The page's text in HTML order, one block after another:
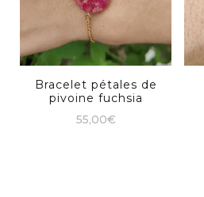
Bracelet pétales de
pivoine fuchsia
55,00€